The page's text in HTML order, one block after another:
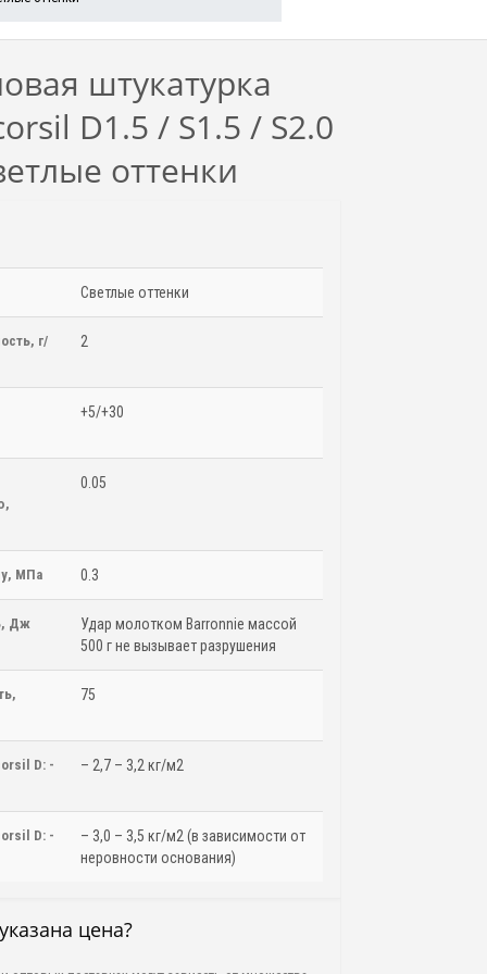
штукатурка
D1.5 / S1.5 / S2.0
оттенки
Светлые оттенки
г/
2
+5/+30
0.05
МПа 0.3
Дж
Удар молотком Barronnie массой
500 г не вызывает разрушения
75
D: -
– 2,7 – 3,2 кг/м2
D: -
– 3,0 – 3,5 кг/м2 (в зависимости от
неровности основания)
цена?